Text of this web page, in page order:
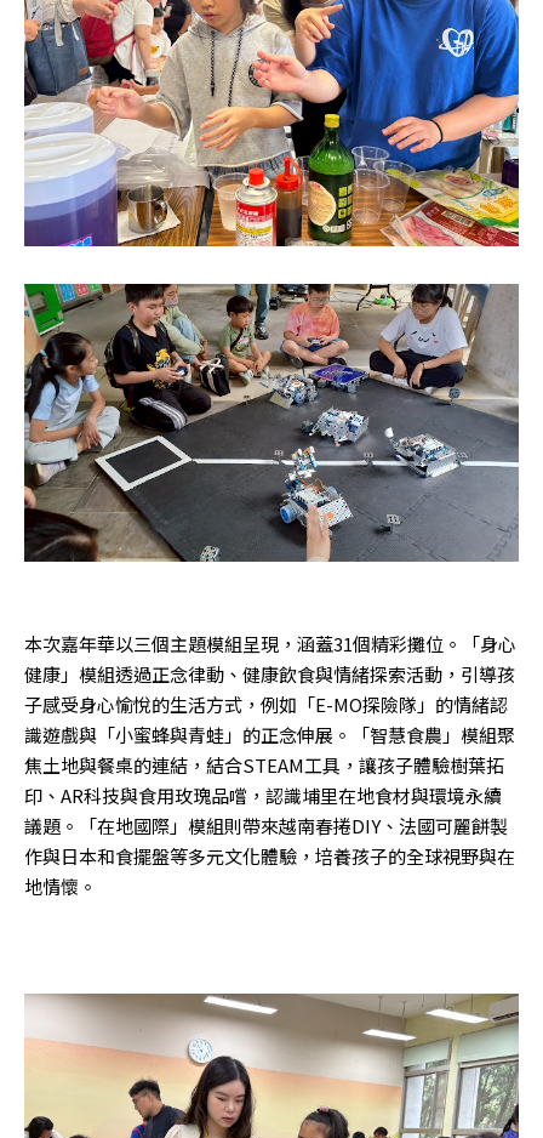
本次嘉年華以三個主題模組呈現，涵蓋31個精彩攤位。「身心
健康」模組透過正念律動、健康飲食與情緒探索活動，引導孩
子感受身心愉悅的生活方式，例如「E-MO探險隊」的情緒認
識遊戲與「小蜜蜂與青蛙」的正念伸展。「智慧食農」模組聚
焦土地與餐桌的連結，結合STEAM工具，讓孩子體驗樹葉拓
印、AR科技與食用玫瑰品嚐，認識埔里在地食材與環境永續
議題。「在地國際」模組則帶來越南春捲DIY、法國可麗餅製
作與日本和食擺盤等多元文化體驗，培養孩子的全球視野與在
地情懷。